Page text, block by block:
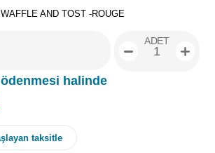
AND TOST -ROUGE
halinde
ADET
taksitle